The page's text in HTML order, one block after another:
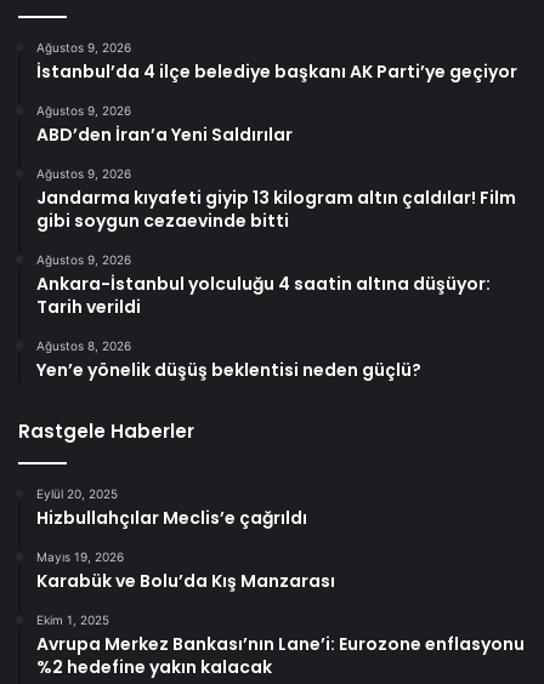
Ağustos 9, 2026
İstanbul’da 4 ilçe belediye başkanı AK Parti’ye geçiyor
Ağustos 9, 2026
ABD’den İran’a Yeni Saldırılar
Ağustos 9, 2026
Jandarma kıyafeti giyip 13 kilogram altın çaldılar! Film
gibi soygun cezaevinde bitti
Ağustos 9, 2026
Ankara-İstanbul yolculuğu 4 saatin altına düşüyor:
Tarih verildi
Ağustos 8, 2026
Yen’e yönelik düşüş beklentisi neden güçlü?
Rastgele Haberler
Eylül 20, 2025
Hizbullahçılar Meclis’e çağrıldı
Mayıs 19, 2026
Karabük ve Bolu’da Kış Manzarası
Ekim 1, 2025
Avrupa Merkez Bankası’nın Lane’i: Eurozone enflasyonu
%2 hedefine yakın kalacak